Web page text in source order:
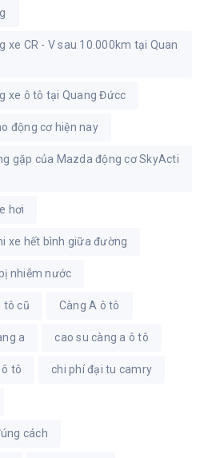
xe CR - V sau 10.000km tại Quan
xe ô tô tại Quang Đứcc
động cơ hiện nay
gặp của Mazda động cơ SkyActi
hơi
xe hết bình giữa đường
nhiễm nước
tô cũ Càng A ô tô
a cao su càng a ô tô
tô chi phí đại tu camry
cách